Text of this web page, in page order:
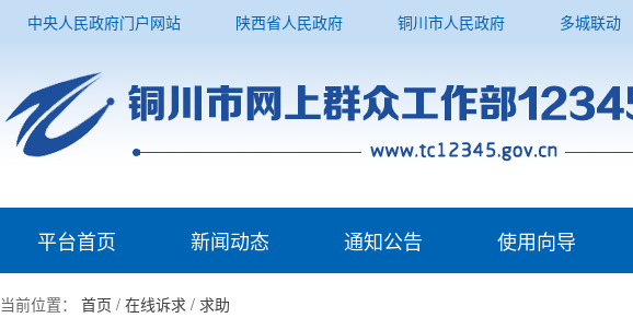
中央人民政府门户网站 陕西省人民政府 铜川市人民政府 多城联动
平台首页 新闻动态 通知公告 使用向导
当前位置： 首页 / 在线诉求 / 求助